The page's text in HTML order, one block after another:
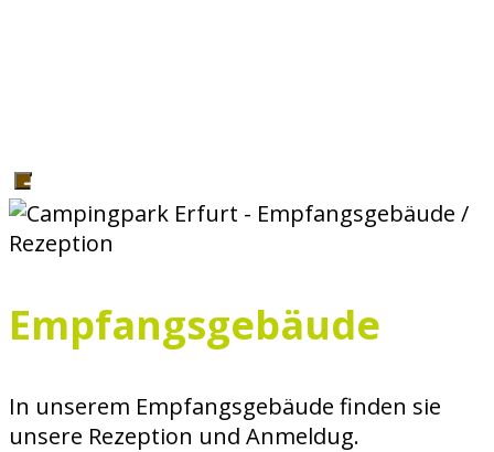
Empfangsgebäude
In unserem Empfangsgebäude finden sie
unsere Rezeption und Anmeldug.